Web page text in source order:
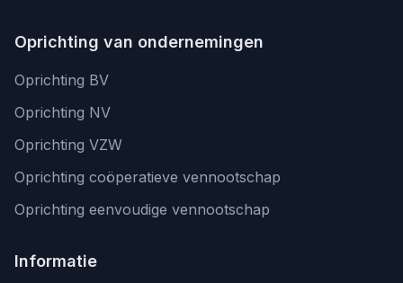
Oprichting van ondernemingen
Oprichting BV
Oprichting NV
Oprichting VZW
Oprichting coöperatieve vennootschap
Oprichting eenvoudige vennootschap
Informatie